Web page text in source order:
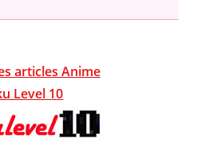
articles Anime
Level 10